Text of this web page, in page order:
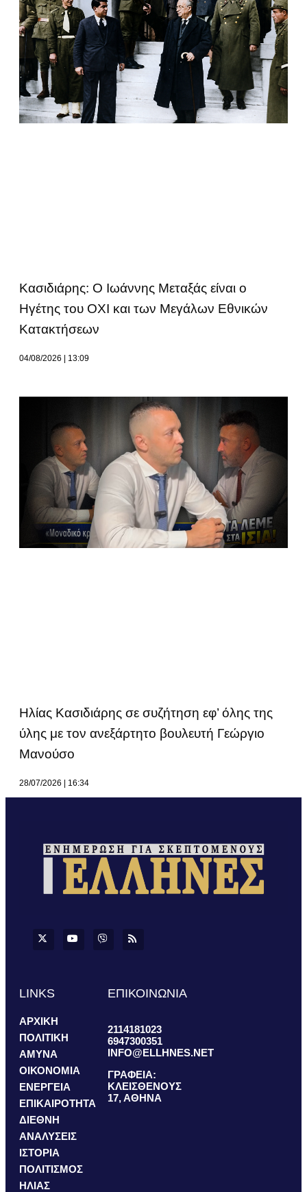
Κασιδιάρης: Ο Ιωάννης Μεταξάς είναι ο
Ηγέτης του ΟΧΙ και των Μεγάλων Εθνικών
Κατακτήσεων
04/08/2026 13:09
Ηλίας Κασιδιάρης σε συζήτηση εφ’ όλης της
ύλης με τον ανεξάρτητο βουλευτή Γεώργιο
Μανούσο
28/07/2026 16:34
LINKS
ΑΡΧΙΚΗ
ΠΟΛΙΤΙΚΗ
ΑΜΥΝΑ
ΟΙΚΟΝΟΜΙΑ
ΕΝΕΡΓΕΙΑ
ΕΠΙΚΑΙΡΟΤΗΤΑ
ΔΙΕΘΝΗ
ΑΝΑΛΥΣΕΙΣ
ΙΣΤΟΡΙΑ
ΠΟΛΙΤΙΣΜΟΣ
ΗΛΙΑΣ
ΕΠΙΚΟΙΝΩΝΙΑ
2114181023
6947300351
INFO@ELLHNES.NET
ΓΡΑΦΕΙΑ:
ΚΛΕΙΣΘΕΝΟΥΣ
17, ΑΘΗΝΑ